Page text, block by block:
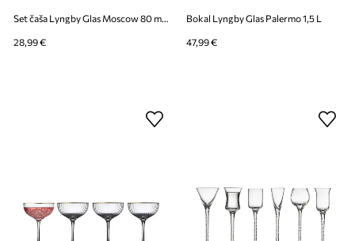
28,99 €
Bokal Lyngby Glas Palermo 1,5 L
47,99 €